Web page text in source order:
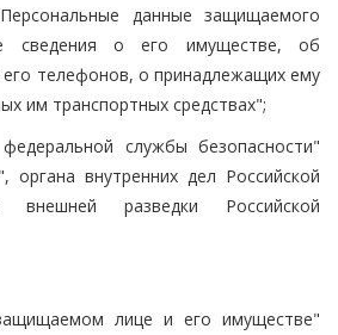
данные защищаемого
сведения о его имуществе, об
его телефонов, о принадлежащих ему
им транспортных средствах";
службы безопасности"
органа внутренних дел Российской
внешней разведки Российской
лице и его имуществе"